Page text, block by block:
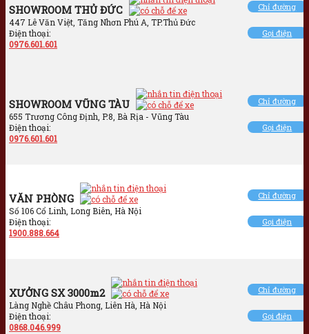
SHOWROOM THỦ ĐỨC
447 Lê Văn Việt, Tăng Nhơn Phú A, TP.Thủ Đức
Điện thoại:
0976.601.601
Chỉ đường
Gọi điện
SHOWROOM VŨNG TÀU
655 Trương Công Định, P.8, Bà Rịa - Vũng Tàu
Điện thoại:
0976.601.601
Chỉ đường
Gọi điện
VĂN PHÒNG
Số 106 Cổ Linh, Long Biên, Hà Nội
Điện thoại:
1900.888.664
Chỉ đường
Gọi điện
XƯỞNG SX 3000m2
Làng Nghề Châu Phong, Liên Hà, Hà Nội
Điện thoại:
0868.046.999
Chỉ đường
Gọi điện